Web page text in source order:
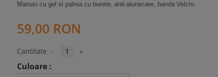
Manusi cu gel si palma cu burete, anti-alunecare, banda Velcro.
59,00 RON
Cantitate - +
Culoare :